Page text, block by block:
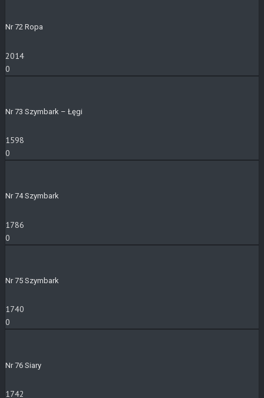
Nr 72 Ropa
2014
0
Nr 73 Szymbark – Łęgi
1598
0
Nr 74 Szymbark
1786
0
Nr 75 Szymbark
1740
0
Nr 76 Siary
1742